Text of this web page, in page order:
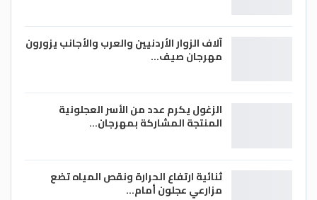
آلاف الزوار الأردنيين والعرب والأجانب يزورون
مهرجان صيف…
الزغول يكرم عدد من الأسر العجلونية
المنتجة المشاركة بمهرجان…
ثنائية ارتفاع الحرارة ونقص المياه تضع
مزارعي عجلون أمام…